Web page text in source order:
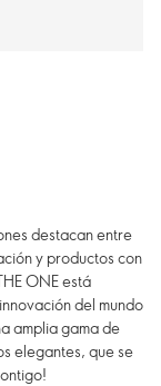
destacan entre
y productos con
ONE está
del mundo
amplia gama de
elegantes, que se